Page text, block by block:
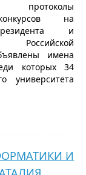
протоколы
на
и
Российской
имена
которых 34
университета
И